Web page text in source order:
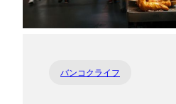
バンコクライフ